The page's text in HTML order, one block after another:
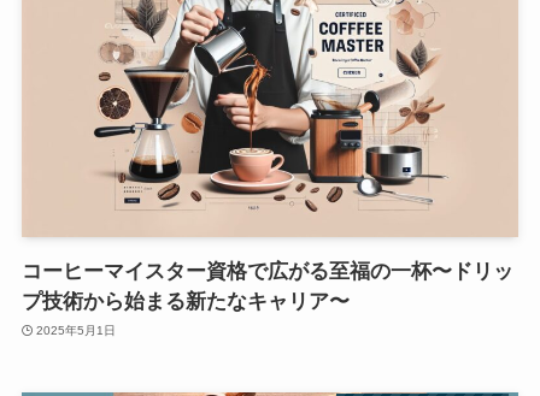
コーヒーマイスター資格で広がる至福の一杯〜ドリッ
プ技術から始まる新たなキャリア〜
2025年5月1日